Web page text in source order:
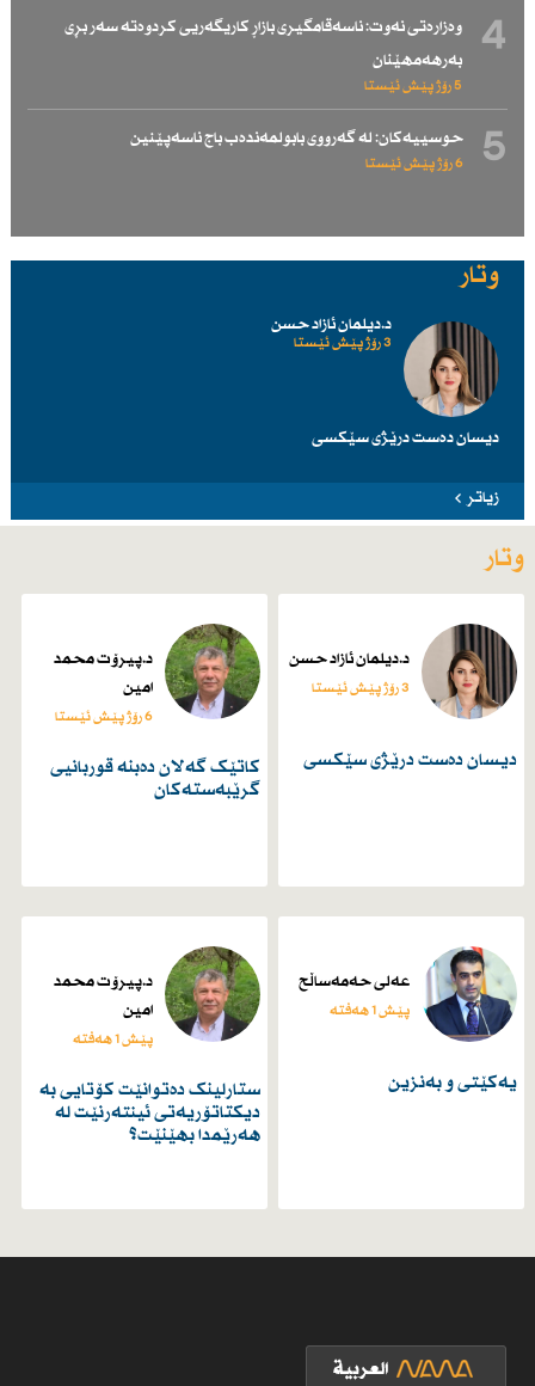
4
وەزارەتی نەوت: ناسەقامگیری بازاڕ كاریگەریی كردوەتە سەر بڕی
بەرهەمهێنان
5 رۆژ پێش ئێستا
5 حوسییەكان: لە گەرووی بابولمەندەب باج ناسەپێنین
6 رۆژ پێش ئێستا
وتار
د.دیلمان ئازاد حسن
3 رۆژ پێش ئێستا
دیسان دەست درێژی سێكسی
زیاتر
وتار
د.دیلمان ئازاد حسن
3 رۆژ پێش ئێستا
دیسان دەست درێژی سێكسی
د.پیرۆت محمد
امین
6 رۆژ پێش ئێستا
کاتێک گەلان دەبنە قوربانیی
گرێبەستەکان
عەلی حەمەساڵح
پێش 1 هەفتە
یەكێتی و بەنزین
د.پیرۆت محمد
امین
پێش 1 هەفتە
ستارلینک دەتوانێت کۆتایی بە
دیکتاتۆریەتی ئینتەرنێت لە
هەرێمدا بهێنێت؟